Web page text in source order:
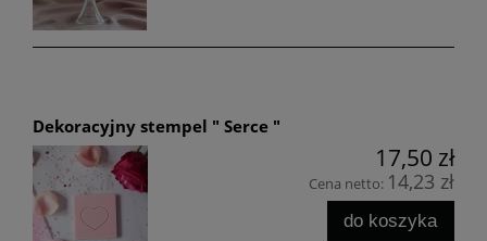
Dekoracyjny stempel " Serce "
17,50 zł
Cena netto: 14,23 zł
do koszyka